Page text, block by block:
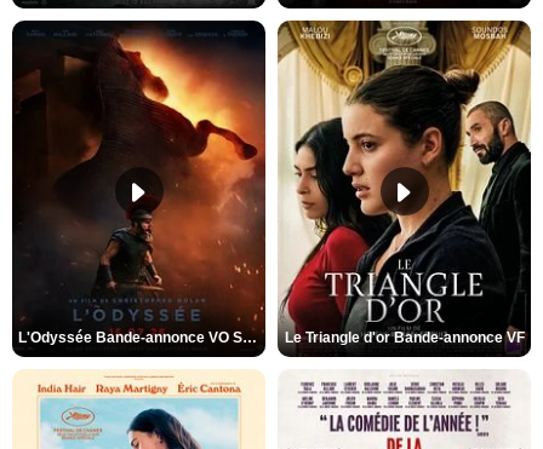
L'Odyssée Bande-annonce VO STFR Le Triangle d'or Bande-annonce VF